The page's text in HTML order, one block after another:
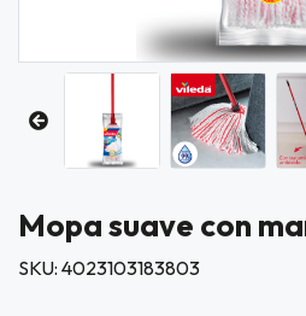
Mopa suave con
SKU: 4023103183803